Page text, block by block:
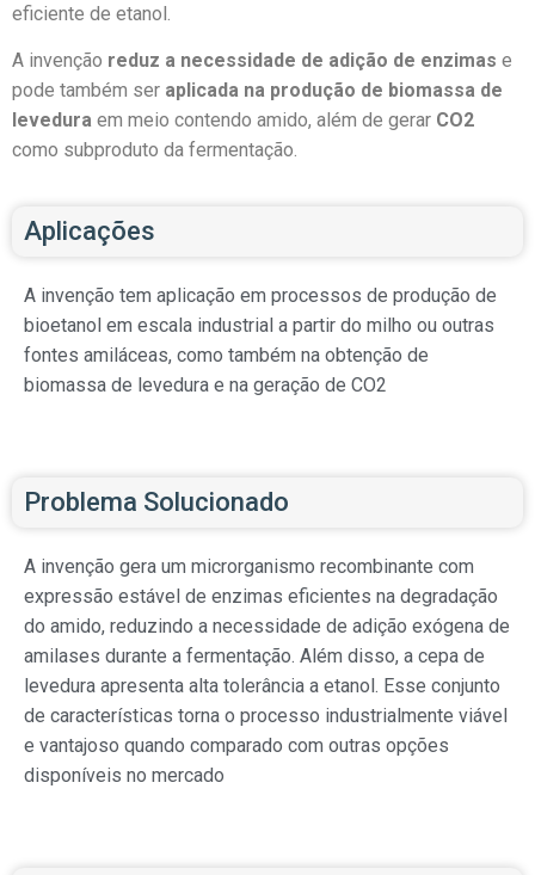
eficiente de etanol.
A invenção reduz a necessidade de adição de enzimas e
pode também ser aplicada na produção de biomassa de
levedura em meio contendo amido, além de gerar CO2
como subproduto da fermentação.
Aplicações
A invenção tem aplicação em processos de produção de
bioetanol em escala industrial a partir do milho ou outras
fontes amiláceas, como também na obtenção de
biomassa de levedura e na geração de CO2
Problema Solucionado
A invenção gera um microrganismo recombinante com
expressão estável de enzimas eficientes na degradação
do amido, reduzindo a necessidade de adição exógena de
amilases durante a fermentação. Além disso, a cepa de
levedura apresenta alta tolerância a etanol. Esse conjunto
de características torna o processo industrialmente viável
e vantajoso quando comparado com outras opções
disponíveis no mercado